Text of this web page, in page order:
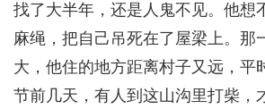
找了大半年，还是人鬼不见。他想
麻绳，把自己吊死在了屋梁上。那
大，他住的地方距离村子又远，平
节前几天，有人到这山沟里打柴，